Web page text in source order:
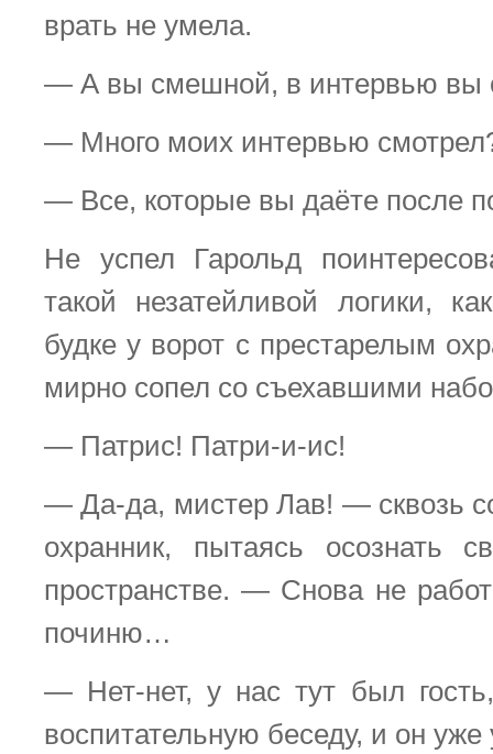
врать не умела.
— А вы смешной, в интервью вы
— Много моих интервью
— Все, которые вы даёте после
Не успел Гарольд
такой незатейливой логики,
будке у ворот с престарелым
мирно сопел со съехавшими
— Патрис! Патри-и-ис!
— Да-да, мистер Лав! — сквозь
охранник, пытаясь осознать
пространстве. — Снова не
починю…
— Нет-нет, у нас тут был
воспитательную беседу, и он уже